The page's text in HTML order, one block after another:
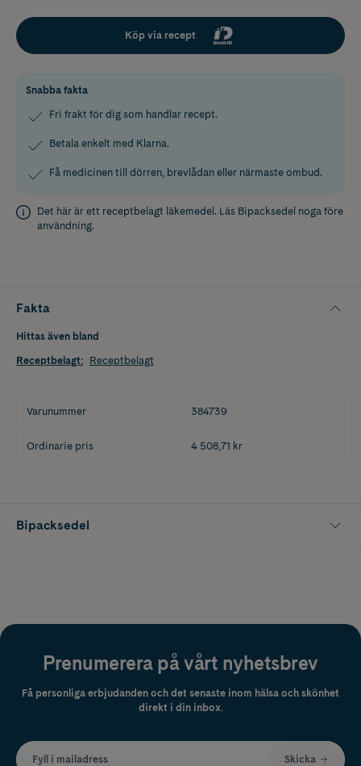
Köp via recept
Snabba fakta
Fri frakt för dig som handlar recept.
Betala enkelt med Klarna.
Få medicinen till dörren, brevlådan eller närmaste ombud.
Det här är ett receptbelagt läkemedel. Läs Bipacksedel noga före
användning.
Fakta
Hittas även bland
Receptbelagt: Receptbelagt
Varunummer 384739
Ordinarie pris 4 508,71 kr
Bipacksedel
Prenumerera på vårt nyhetsbrev
Få personliga erbjudanden och det senaste inom hälsa och skönhet
direkt i din inbox.
Fyll i mailadress Skicka